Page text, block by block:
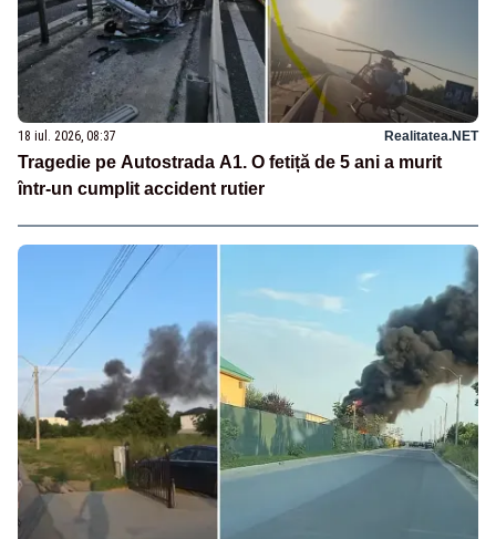
18 iul. 2026, 08:37 Realitatea.NET
Tragedie pe Autostrada A1. O fetiță de 5 ani a murit
într-un cumplit accident rutier